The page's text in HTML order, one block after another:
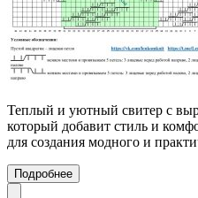
Теплый и уютный свитер с
который добавит стиль и
для создания модного и
Подробнее